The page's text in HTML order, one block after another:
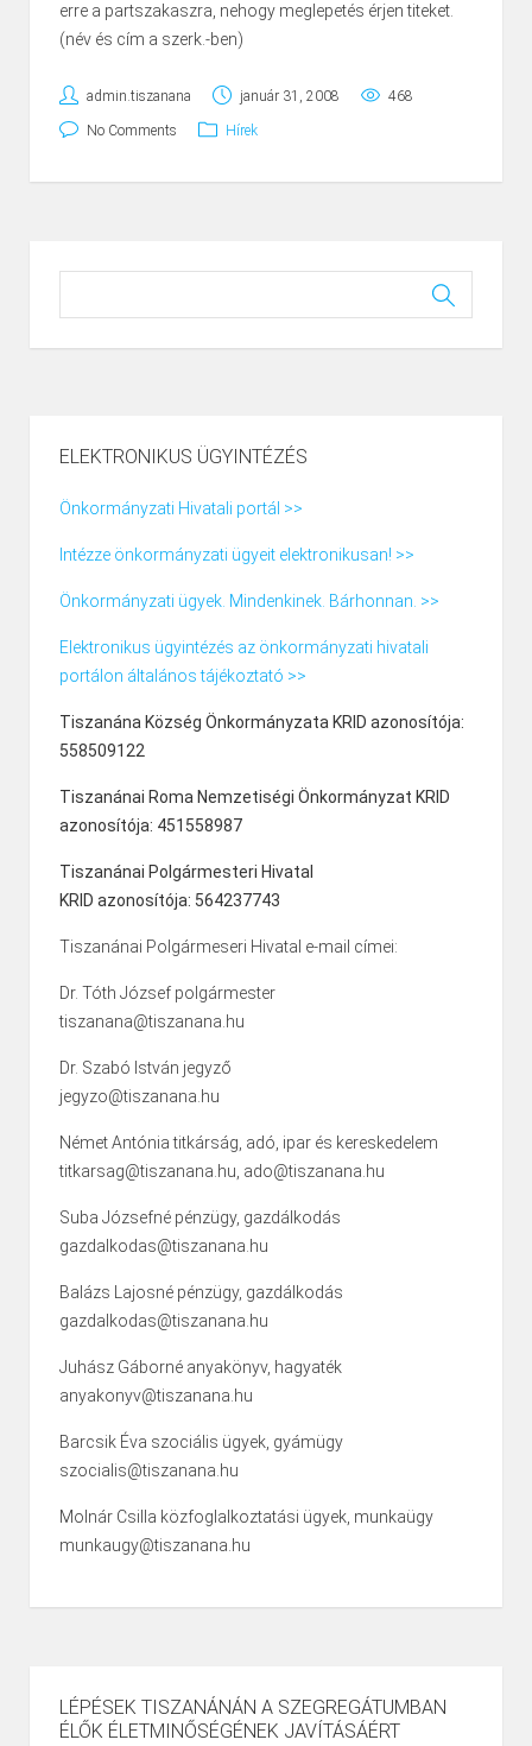
erre a partszakaszra, nehogy meglepetés érjen titeket.
(név és cím a szerk.-ben)
admin.tiszanana január 31, 2008 468
No Comments Hírek
ELEKTRONIKUS ÜGYINTÉZÉS
Önkormányzati Hivatali portál >>
Intézze önkormányzati ügyeit elektronikusan! >>
Önkormányzati ügyek. Mindenkinek. Bárhonnan. >>
Elektronikus ügyintézés az önkormányzati hivatali
portálon általános tájékoztató >>
Tiszanána Község Önkormányzata KRID azonosítója:
558509122
Tiszanánai Roma Nemzetiségi Önkormányzat KRID
azonosítója: 451558987
Tiszanánai Polgármesteri Hivatal
KRID azonosítója: 564237743
Tiszanánai Polgármeseri Hivatal e-mail címei:
Dr. Tóth József polgármester
tiszanana@tiszanana.hu
Dr. Szabó István jegyző
jegyzo@tiszanana.hu
Német Antónia titkárság, adó, ipar és kereskedelem
titkarsag@tiszanana.hu, ado@tiszanana.hu
Suba Józsefné pénzügy, gazdálkodás
gazdalkodas@tiszanana.hu
Balázs Lajosné pénzügy, gazdálkodás
gazdalkodas@tiszanana.hu
Juhász Gáborné anyakönyv, hagyaték
anyakonyv@tiszanana.hu
Barcsik Éva szociális ügyek, gyámügy
szocialis@tiszanana.hu
Molnár Csilla közfoglalkoztatási ügyek, munkaügy
munkaugy@tiszanana.hu
LÉPÉSEK TISZANÁNÁN A SZEGREGÁTUMBAN
ÉLŐK ÉLETMINŐSÉGÉNEK JAVÍTÁSÁÉRT